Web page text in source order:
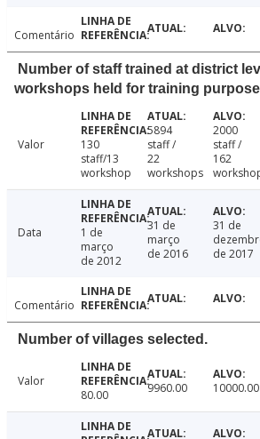
Comentário
Number of staff trained at district
workshops held for training
Valor
130
staff/13
workshop
5894
staff /
22
workshops
2000
staff /
162
Data
1 de
março
de 2012
31 de
março
de 2016
31 de
de 2017
Comentário
Number of villages selected.
Valor
80.00
9960.00 10000.00